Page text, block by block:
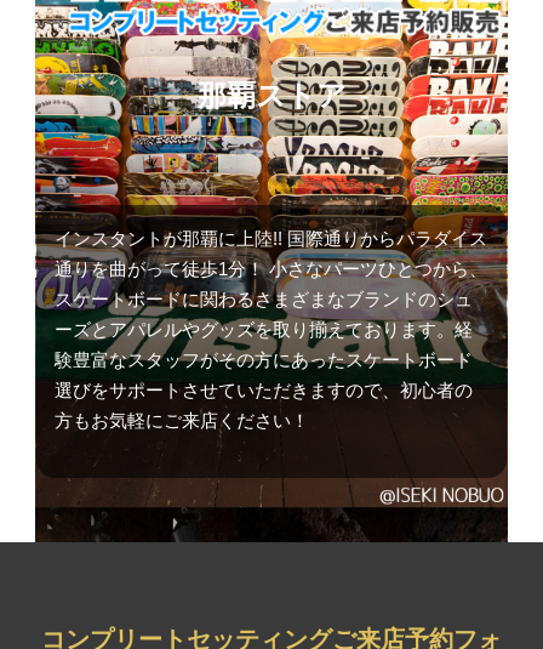
那覇ストア
インスタントが那覇に上陸!! 国際通りからパラダイス
通りを曲がって徒歩1分！ 小さなパーツひとつから、
スケートボードに関わるさまざまなブランドのシュ
ーズとアパレルやグッズを取り揃えております。経
験豊富なスタッフがその方にあったスケートボード
選びをサポートさせていただきますので、初心者の
方もお気軽にご来店ください！
コンプリートセッティングご来店予約フォ